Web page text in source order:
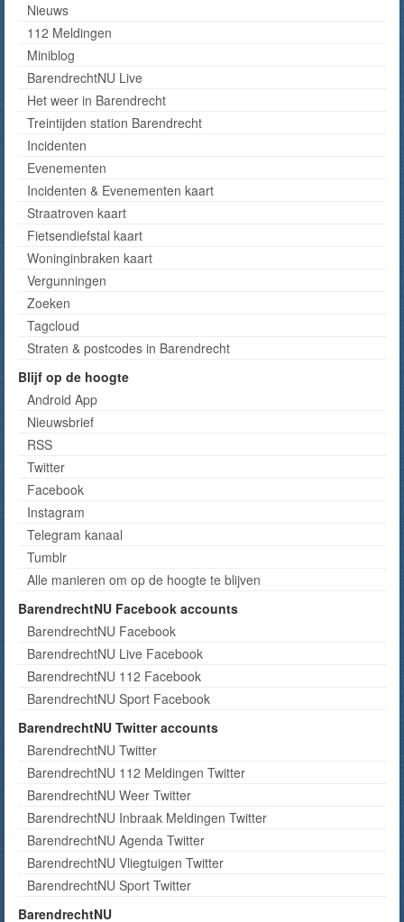
Nieuws
112 Meldingen
Miniblog
BarendrechtNU Live
Het weer in Barendrecht
Treintijden station Barendrecht
Incidenten
Evenementen
Incidenten & Evenementen kaart
Straatroven kaart
Fietsendiefstal kaart
Woninginbraken kaart
Vergunningen
Zoeken
Tagcloud
Straten & postcodes in Barendrecht
Blijf op de hoogte
Android App
Nieuwsbrief
RSS
Twitter
Facebook
Instagram
Telegram kanaal
Tumblr
Alle manieren om op de hoogte te blijven
BarendrechtNU Facebook accounts
BarendrechtNU Facebook
BarendrechtNU Live Facebook
BarendrechtNU 112 Facebook
BarendrechtNU Sport Facebook
BarendrechtNU Twitter accounts
BarendrechtNU Twitter
BarendrechtNU 112 Meldingen Twitter
BarendrechtNU Weer Twitter
BarendrechtNU Inbraak Meldingen Twitter
BarendrechtNU Agenda Twitter
BarendrechtNU Vliegtuigen Twitter
BarendrechtNU Sport Twitter
BarendrechtNU